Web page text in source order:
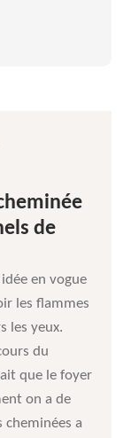
de
en vogue
les flammes
les yeux.
du
que le foyer
on a de
cheminées a